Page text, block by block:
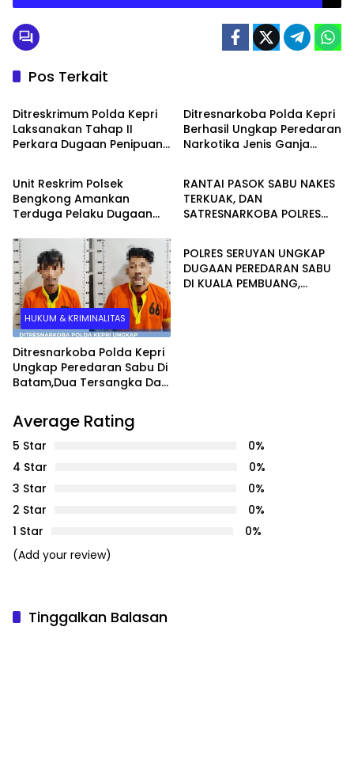
Pos Terkait
Batam
Ditreskrimum Polda Kepri
Laksanakan Tahap II
Perkara Dugaan Penipuan
Ditresnarkoba Polda Kepri
Berhasil Ungkap Peredaran
Narkotika Jenis Ganja
Batam
Unit Reskrim Polsek
Bengkong Amankan
Terduga Pelaku Dugaan
Terhadap Anak di Bawah
Umur
HUKUM & KRIMINALITAS
RANTAI PASOK SABU NAKES
TERKUAK, DAN
SATRESNARKOBA POLRES
HUKUM & KRIMINALITAS
Ditresnarkoba Polda Kepri
Ungkap Peredaran Sabu Di
Batam,Dua Tersangka Dan
Diamankan
HUKUM & KRIMINALITAS
POLRES SERUYAN UNGKAP
DUGAAN PEREDARAN SABU
DI KUALA PEMBUANG,
Average Rating
5 Star
0%
4 Star
0%
3 Star
0%
2 Star
0%
1 Star
0%
(Add your review)
Tinggalkan Balasan